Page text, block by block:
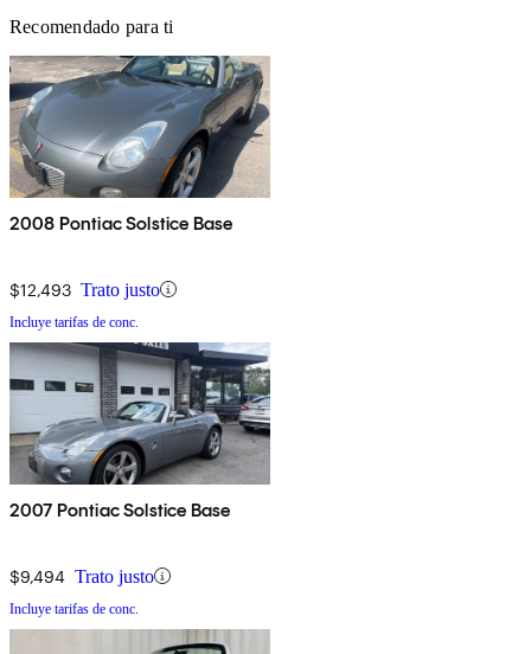
Recomendado para ti
2008 Pontiac Solstice Base
$12,493 Trato justo
Incluye tarifas de conc.
2007 Pontiac Solstice Base
$9,494 Trato justo
Incluye tarifas de conc.